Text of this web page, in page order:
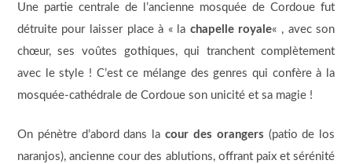
Une partie centrale de l’ancienne mosquée de Cordoue fut
détruite pour laisser place à « la chapelle royale« , avec son
chœur, ses voûtes gothiques, qui tranchent complètement
avec le style ! C’est ce mélange des genres qui confère à la
mosquée-cathédrale de Cordoue son unicité et sa magie !
On pénètre d’abord dans la cour des orangers (patio de los
naranjos), ancienne cour des ablutions, offrant paix et sérénité